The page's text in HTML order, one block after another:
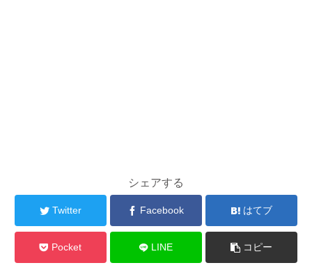
シェアする
Twitter Facebook はてブ
Pocket LINE コピー